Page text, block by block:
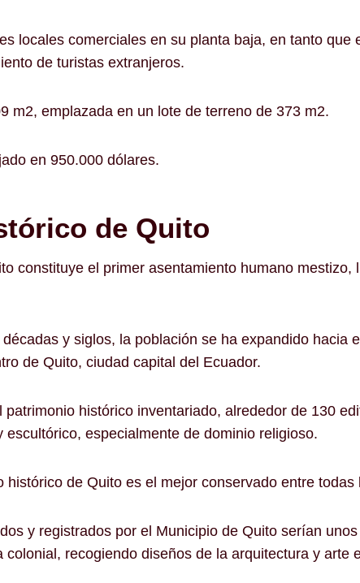
locales comerciales en su planta baja, en tanto
de turistas extranjeros.
m2, emplazada en un lote de terreno de 373 m2.
en 950.000 dólares.
de Quito
constituye el primer asentamiento humano
y siglos, la población se ha expandido hacia
de Quito, ciudad capital del Ecuador.
patrimonio histórico inventariado, alrededor de 130
escultórico, especialmente de dominio religioso.
histórico de Quito es el mejor conservado entre
y registrados por el Municipio de Quito serían
colonial, recogiendo diseños de la arquitectura y arte